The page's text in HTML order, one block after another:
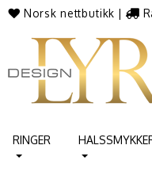
Norsk nettbutikk |
RINGER